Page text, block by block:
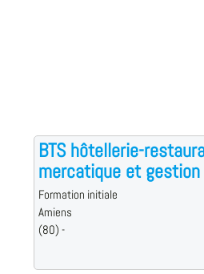
BTS hôtellerie-
mercatique et
Formation initiale
Amiens
(80) -